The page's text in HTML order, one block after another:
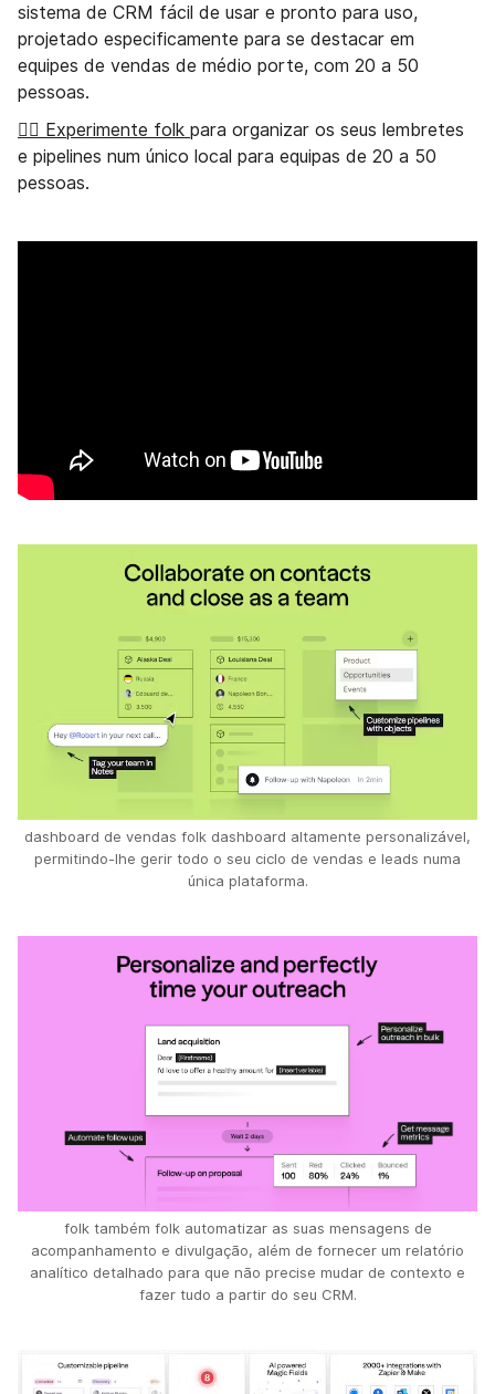
sistema de CRM fácil de usar e pronto para uso,
projetado especificamente para se destacar em
equipes de vendas de médio porte, com 20 a 50
pessoas.
👉🏼 Experimente folk para organizar os seus lembretes
e pipelines num único local para equipas de 20 a 50
pessoas.
dashboard de vendas folk dashboard altamente personalizável,
permitindo-lhe gerir todo o seu ciclo de vendas e leads numa
única plataforma.
folk também folk automatizar as suas mensagens de
acompanhamento e divulgação, além de fornecer um relatório
analítico detalhado para que não precise mudar de contexto e
fazer tudo a partir do seu CRM.